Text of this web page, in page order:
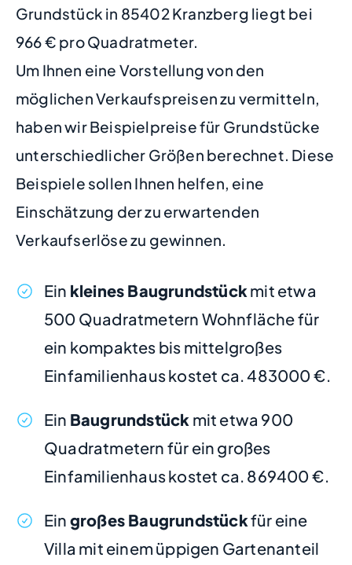
Grundstück in 85402 Kranzberg liegt bei
966 € pro Quadratmeter.
Um Ihnen eine Vorstellung von den
möglichen Verkaufspreisen zu vermitteln,
haben wir Beispielpreise für Grundstücke
unterschiedlicher Größen berechnet. Diese
Beispiele sollen Ihnen helfen, eine
Einschätzung der zu erwartenden
Verkaufserlöse zu gewinnen.
Ein kleines Baugrundstückmit etwa
500 Quadratmetern Wohnfläche für
ein kompaktes bis mittelgroßes
Einfamilienhaus kostet ca. 483000 €.
Ein Baugrundstück mit etwa 900
Quadratmetern für ein großes
Einfamilienhaus kostet ca. 869400 €.
Ein großes Baugrundstückfür eine
Villa mit einem üppigen Gartenanteil